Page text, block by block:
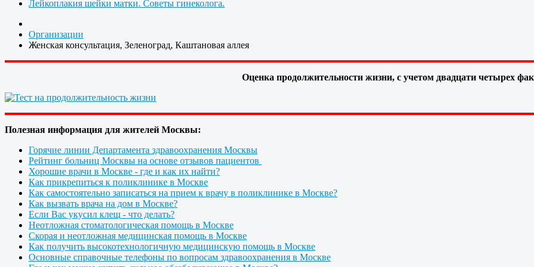
Лейкоплакия шейки матки. Советы гинеколога.
Организации
Женская консультация, Зеленоград, Каштановая аллея
Оценка продолжительности жизни, с учетом двадцати четырех
Полезная информация для жителей Москвы:
Горячие линии Департамента здравоохранения Москвы
Рейтинг больниц Москвы на основе отзывов пациентов
Хорошие врачи в Москве - где и как их найти?
Как прикрепиться к поликлинике в Москве
Как самостоятельно записаться на прием к врачу в поликлинике в Москве?
Как вызвать врача на дом в Москве?
Если Вас укусил клещ - что делать?
Неотложная стоматологическая помощь в Москве
Скорая и неотложная медицинская помощь в Москве
Как получить высокотехнологичную медицинскую помощь в Москве
Основные справочные телефоны по вопросам здравоохранения в Москве